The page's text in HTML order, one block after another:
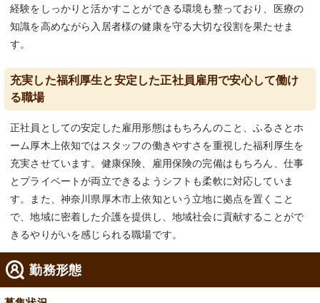
経験をしっかりと活かすことができる環境も整っており、医療の
知識を高めながら入居者様の健康を守る大切な役割を果たせま
す。
充実した福利厚生と安定した正社員雇用で安心して働け
る職場
正社員としての安定した雇用形態はもちろんのこと、ふるさとホ
ーム厚木上依知ではスタッフの働きやすさを重視した福利厚生を
充実させています。健康保険、雇用保険の完備はもちろん、仕事
とプライベートが両立できるようシフトも柔軟に対応していま
す。また、神奈川県厚木市上依知という立地に拠点を置くこと
で、地域に密着した介護を提供し、地域社会に貢献することがで
きるやりがいを感じられる職場です。
勤務形態